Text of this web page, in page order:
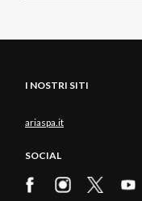
I NOSTRI SITI
ariaspa.it
SOCIAL